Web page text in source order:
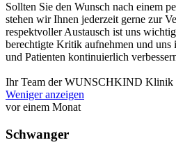
Sollten Sie den Wunsch nach einem
stehen wir Ihnen jederzeit gerne zur
respektvoller Austausch ist uns
berechtigte Kritik aufnehmen und uns
und Patienten kontinuierlich
Ihr Team der WUNSCHKIND Klinik
Weniger anzeigen
vor einem Monat
Schwanger